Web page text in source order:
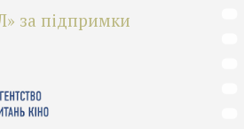
за підпримки